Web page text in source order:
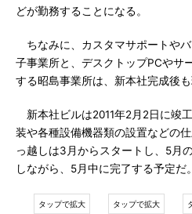
どが勤務することになる。
ちなみに、カスタマサポートや
子事業所と、デスクトップPCやサ
する昭島事業所は、新本社完成後
新本社ビルは2011年2月2日に竣
装や各種設備機器類の設置などの
っ越しは3月からスタートし、5月
しながら、5月中に完了する予定だ